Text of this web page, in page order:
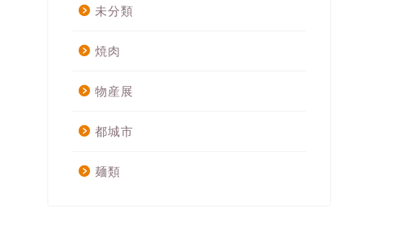
未分類
焼肉
物産展
都城市
麺類